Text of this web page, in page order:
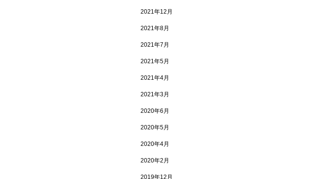
2021年12月
2021年8月
2021年7月
2021年5月
2021年4月
2021年3月
2020年6月
2020年5月
2020年4月
2020年2月
2019年12月